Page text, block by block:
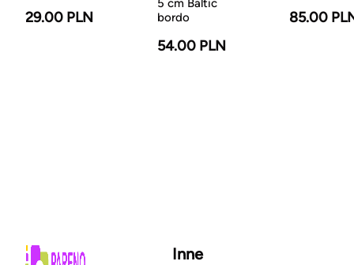
29.00 PLN
5 cm Baltic
bordo
54.00 PLN
85.00
Inne